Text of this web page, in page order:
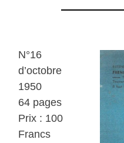
N°16
d’octobre
1950
64 pages
Prix : 100
Francs